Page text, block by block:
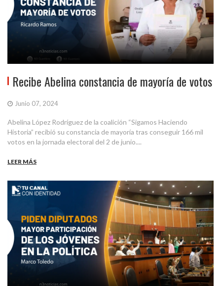
Recibe Abelina constancia de mayoría de votos
Junio 07, 2024
Abelina López Rodríguez de la coalición “Sigamos Haciendo
Historia” recibió su constancia de mayoría tras conseguir 166 mil
votos en la jornada electoral del 2 de junio....
LEER MÁS